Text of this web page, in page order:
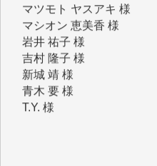
吉村 隆子 様
新城 靖 様
青木 要 様
T.Y. 様
K.O. 様
Y.S. 様
Y.N. 様